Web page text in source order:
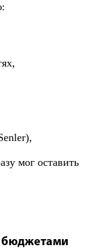
мог оставить
бюджетами